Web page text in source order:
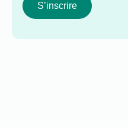
S’inscrire